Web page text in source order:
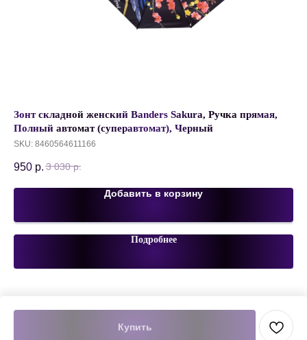
Купить
Зонт складной женский Banders Sakura, Ручка прямая,
Полный автомат (суперавтомат), Черный
SKU: 8460564611166
950 р. 3 030 р.
Добавить в корзину
Подробнее
Made on